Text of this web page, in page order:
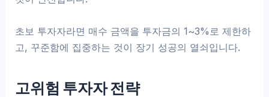
초보 투자자라면 매수 금액을 투자금의 1~3%로 제한하
고, 꾸준함에 집중하는 것이 장기 성공의 열쇠입니다.
고위험 투자자 전략